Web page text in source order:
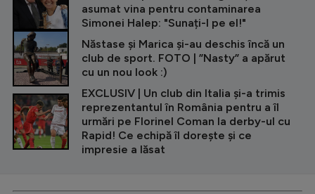
asumat vina pentru contaminarea
Simonei Halep: "Sunați-l pe el!"
Năstase și Marica și-au deschis încă un
club de sport. FOTO | ”Nasty” a apărut
cu un nou look :)
EXCLUSIV | Un club din Italia și-a trimis
reprezentantul în România pentru a îl
urmări pe Florinel Coman la derby-ul cu
Rapid! Ce echipă îl dorește și ce
impresie a lăsat